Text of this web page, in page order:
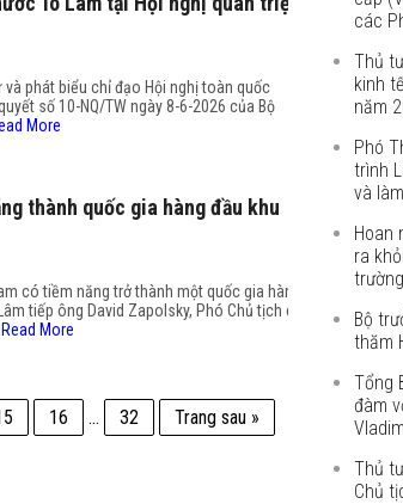
và phát biểu chỉ đạo Hội nghị toàn quốc
số 10-NQ/TW ngày 8-6-2026 của Bộ
More
thành quốc gia hàng đầu khu
có tiềm năng trở thành một quốc gia hàng
tiếp ông David Zapolsky, Phó Chủ tịch cấp
Read More
16 … 32 Trang sau »
các
Thủ
kinh
năm
Phó
trình
và
Hoan
ra
trường
Bộ
thăm
Tổng
đàm
Thủ
Chủ